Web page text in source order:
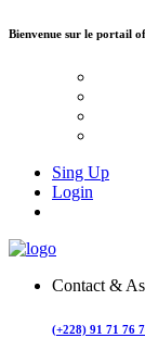
Bienvenue sur le portail
Sing Up
Login
Contact &
(+228) 91 71 76